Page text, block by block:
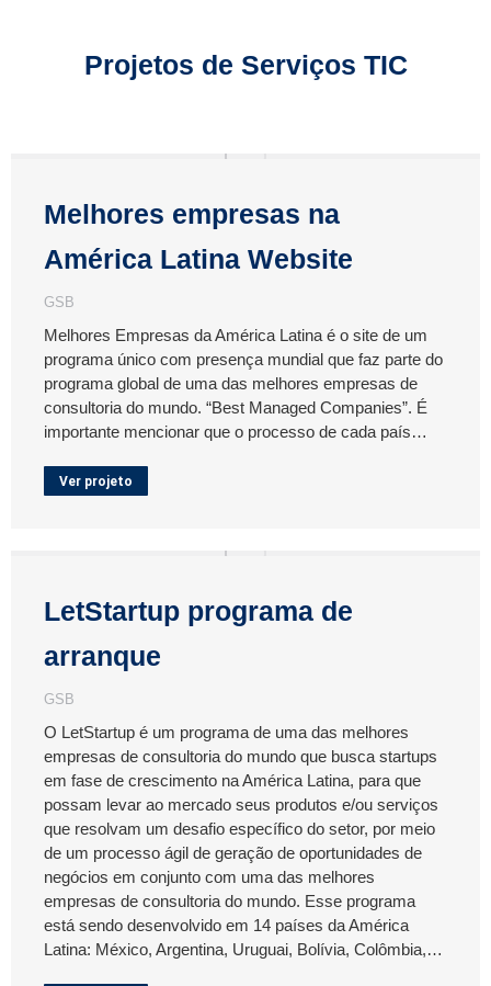
Projetos de Serviços TIC
Melhores empresas na
América Latina Website
GSB
Melhores Empresas da América Latina é o site de um
programa único com presença mundial que faz parte do
programa global de uma das melhores empresas de
consultoria do mundo. “Best Managed Companies”. É
importante mencionar que o processo de cada país…
Ver projeto
LetStartup programa de
arranque
GSB
O LetStartup é um programa de uma das melhores
empresas de consultoria do mundo que busca startups
em fase de crescimento na América Latina, para que
possam levar ao mercado seus produtos e/ou serviços
que resolvam um desafio específico do setor, por meio
de um processo ágil de geração de oportunidades de
negócios em conjunto com uma das melhores
empresas de consultoria do mundo. Esse programa
está sendo desenvolvido em 14 países da América
Latina: México, Argentina, Uruguai, Bolívia, Colômbia,…